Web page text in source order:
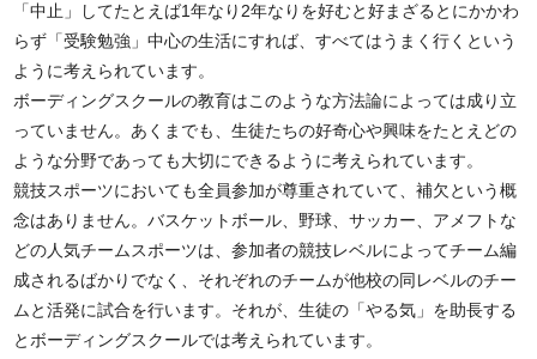
「中止」してたとえば1年なり2年なりを好むと好まざるとにかかわ
らず「受験勉強」中心の生活にすれば、すべてはうまく行くという
ように考えられています。
ボーディングスクールの教育はこのような方法論によっては成り立
っていません。あくまでも、生徒たちの好奇心や興味をたとえどの
ような分野であっても大切にできるように考えられています。
競技スポーツにおいても全員参加が尊重されていて、補欠という概
念はありません。バスケットボール、野球、サッカー、アメフトな
どの人気チームスポーツは、参加者の競技レベルによってチーム編
成されるばかりでなく、それぞれのチームが他校の同レベルのチー
ムと活発に試合を行います。それが、生徒の「やる気」を助長する
とボーディングスクールでは考えられています。